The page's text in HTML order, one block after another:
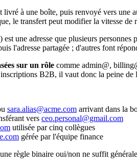
livré à une boîte, puis renvoyé vers une
le transfert peut modifier la vitesse
est une adresse que plusieurs personnes
l'adresse partagée ; d'autres font
sur un rôle comme admin@,
B2B, il vaut donc la peine de
sara.alias@acme.com arrivant dans la
vers ceo.personal@gmail.com
utilisée par cinq collègues
gérée par l'équipe finance
règle binaire oui/non ne suffit